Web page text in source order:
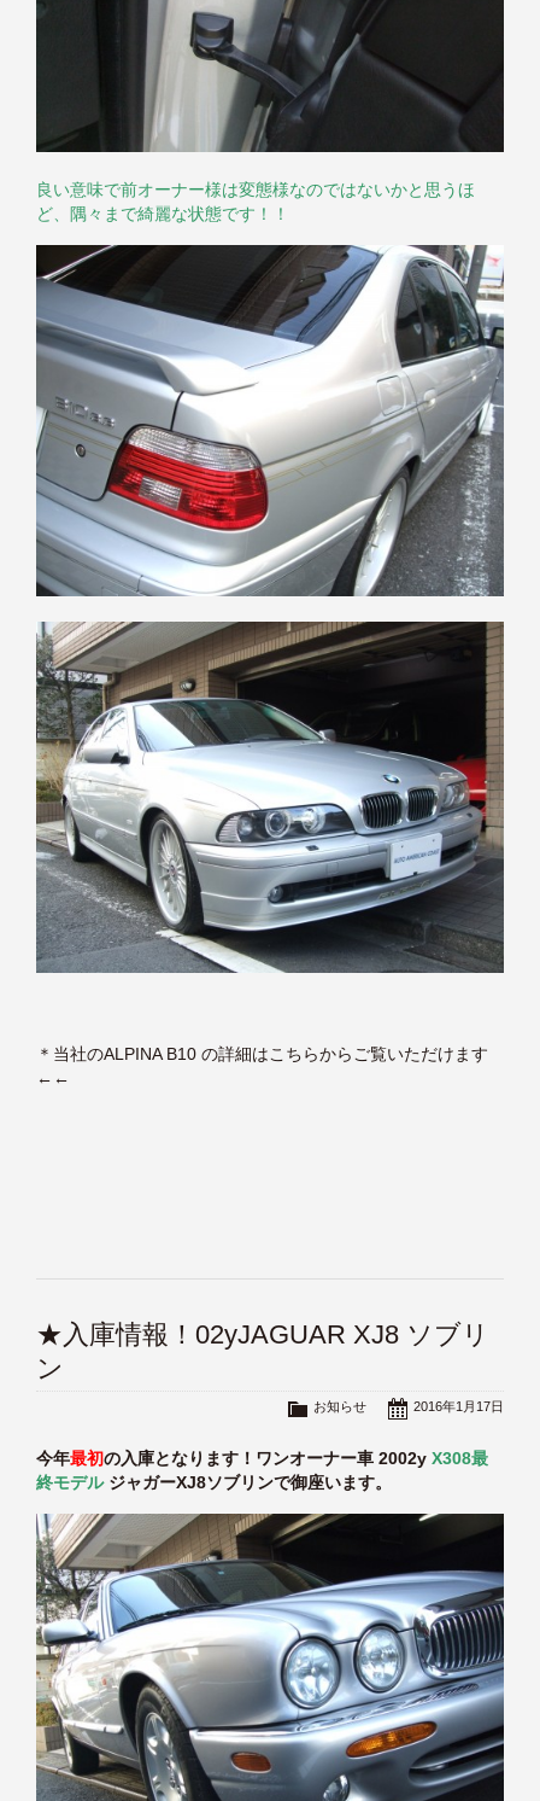
良い意味で前オーナー様は変態様なのではないかと思うほ
ど、隅々まで綺麗な状態です！！
＊ 当社のALPINA B10 の詳細はこちらからご覧いただけます
←←
★入庫情報！02yJAGUAR XJ8 ソブリ
ン
2016年1月17日
お知らせ
今年最初の入庫となります！ワンオーナー車 2002y X308最
終モデルジャガーXJ8ソブリンで御座います。